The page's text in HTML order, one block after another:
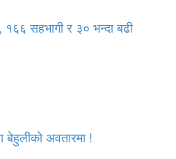
सहभागी र ३० भन्दा बढी
बेहुलीको अवतारमा !